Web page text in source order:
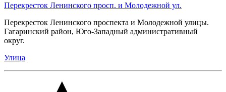
Перекресток Ленинского просп. и Молодежной ул.
Перекресток Ленинского проспекта и Молодежной улицы.
Гагаринский район, Юго-Западный административный
округ.
Улица